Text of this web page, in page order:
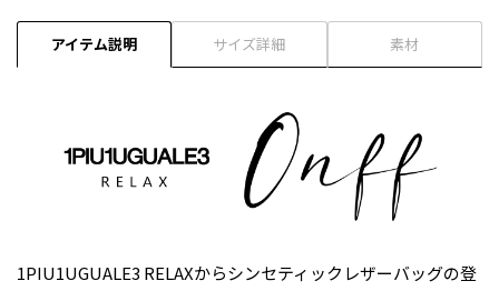
アイテム説明 サイズ詳細 素材
1PIU1UGUALE3 RELAXからシンセティックレザーバッグの登